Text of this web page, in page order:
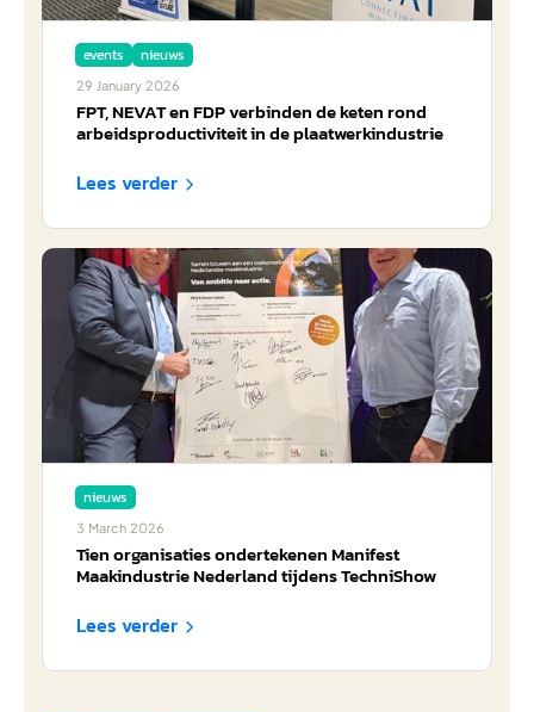
events nieuws
29 January 2026
FPT, NEVAT en FDP verbinden de keten rond
arbeidsproductiviteit in de plaatwerkindustrie
Lees verder 
nieuws
3 March 2026
Tien organisaties ondertekenen Manifest
Maakindustrie Nederland tijdens TechniShow
Lees verder 